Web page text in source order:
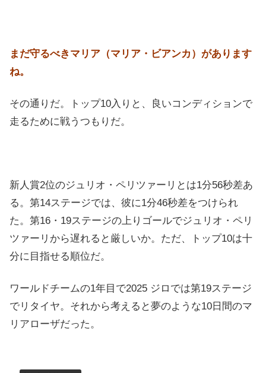
まだ守るべきマリア（マリア・ビアンカ）があります
ね。
その通りだ。トップ10入りと、良いコンディションで
走るために戦うつもりだ。
新人賞2位のジュリオ・ペリツァーリとは1分56秒差あ
る。第14ステージでは、彼に1分46秒差をつけられ
た。第16・19ステージの上りゴールでジュリオ・ペリ
ツァーリから遅れると厳しいか。ただ、トップ10は十
分に目指せる順位だ。
ワールドチームの1年目で2025 ジロでは第19ステージ
でリタイヤ。それから考えると夢のような10日間のマ
リアローザだった。